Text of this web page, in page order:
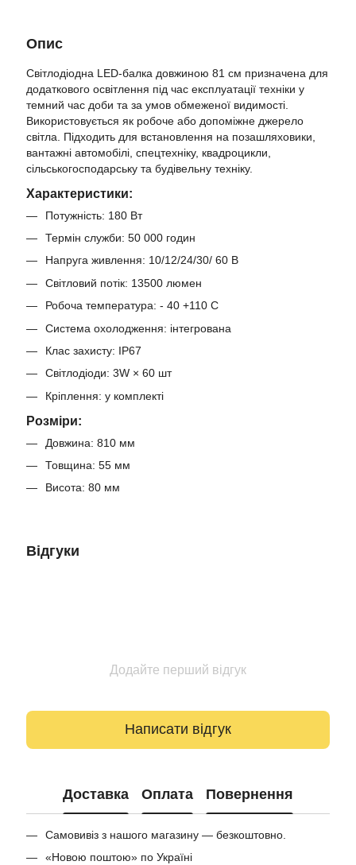
Опис
Світлодіодна LED-балка довжиною 81 см призначена для
додаткового освітлення під час експлуатації техніки у
темний час доби та за умов обмеженої видимості.
Використовується як робоче або допоміжне джерело
світла. Підходить для встановлення на позашляховики,
вантажні автомобілі, спецтехніку, квадроцикли,
сільськогосподарську та будівельну техніку.
Характеристики:
Потужність: 180 Вт
Термін служби: 50 000 годин
Напруга живлення: 10/12/24/30/ 60 В
Світловий потік: 13500 люмен
Робоча температура: - 40 +110 C
Система охолодження: інтегрована
Клас захисту: IP67
Світлодіоди: 3W × 60 шт
Кріплення: у комплекті
Розміри:
Довжина: 810 мм
Товщина: 55 мм
Висота: 80 мм
Відгуки
Додайте перший відгук
Написати відгук
Доставка Оплата Повернення
Самовивіз з нашого магазину — безкоштовно.
«Новою поштою» по Україні